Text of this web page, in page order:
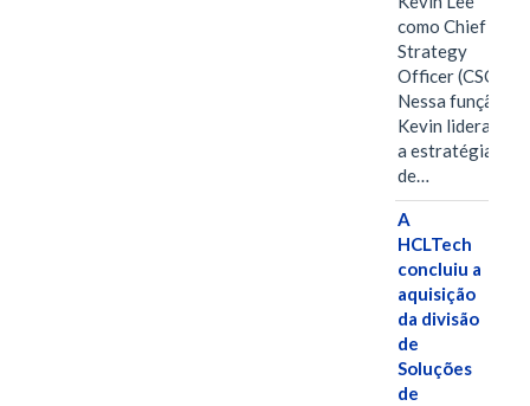
como Chief
Strategy
Officer (CSO).
Nessa função,
Kevin liderará
a estratégia
de…
A
HCLTech
concluiu a
aquisição
da divisão
de
Soluções
de